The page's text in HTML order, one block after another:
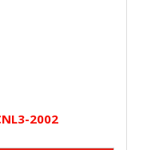
2002